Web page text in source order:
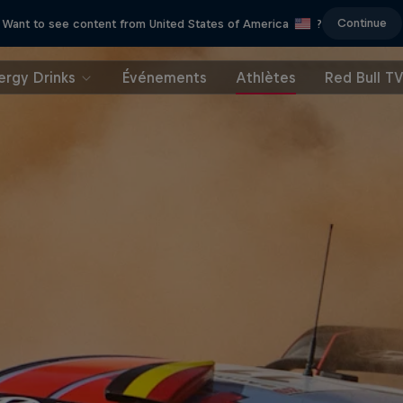
Want to see content from United States of America ? Continue
Drinks Événements Athlètes Red Bull TV